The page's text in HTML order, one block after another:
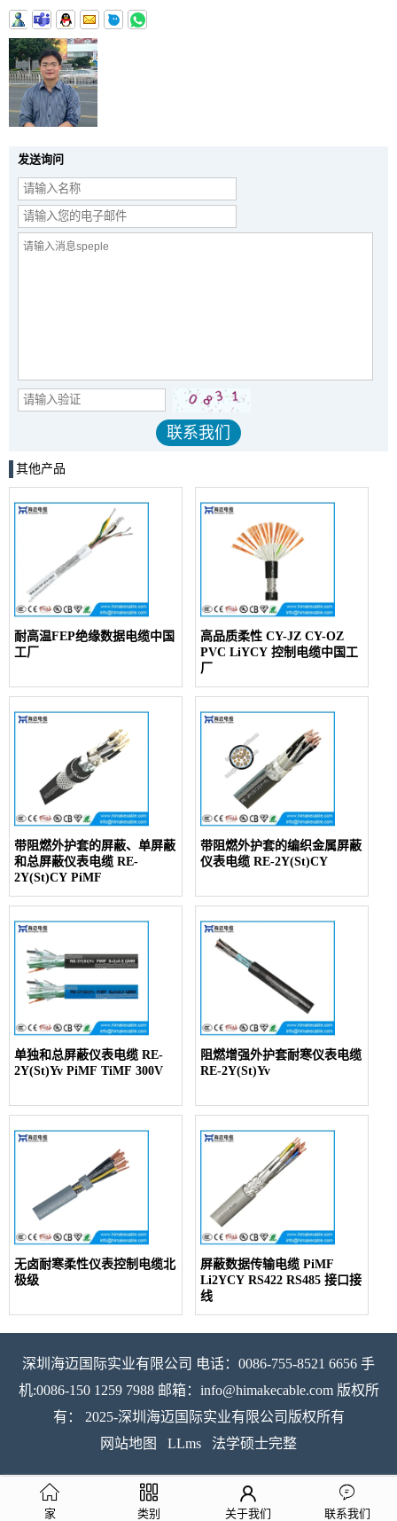
发送询问
其他产品
耐高温FEP绝缘数据电缆中国
工厂
高品质柔性 CY-JZ CY-OZ
PVC LiYCY 控制电缆中国工
厂
带阻燃外护套的屏蔽、单屏蔽
和总屏蔽仪表电缆 RE-
2Y(St)CY PiMF
带阻燃外护套的编织金属屏蔽
仪表电缆 RE-2Y(St)CY
单独和总屏蔽仪表电缆 RE-
2Y(St)Yv PiMF TiMF 300V
阻燃增强外护套耐寒仪表电缆
RE-2Y(St)Yv
无卤耐寒柔性仪表控制电缆北
极级
屏蔽数据传输电缆 PiMF
Li2YCY RS422 RS485 接口接
线
深圳海迈国际实业有限公司 电话：0086-755-8521 6656 手
机:0086-150 1259 7988 邮箱：info@himakecable.com 版权所
有： 2025-深圳海迈国际实业有限公司版权所有
网站地图
LLms 法学硕士完整
家 类别 关于我们 联系我们